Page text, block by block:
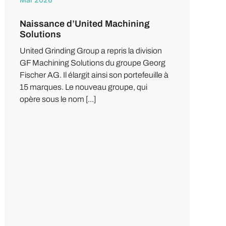
Naissance d’United Machining
Solutions
United Grinding Group a repris la division
GF Machining Solutions du groupe Georg
Fischer AG. Il élargit ainsi son portefeuille à
15 marques. Le nouveau groupe, qui
opère sous le nom [...]